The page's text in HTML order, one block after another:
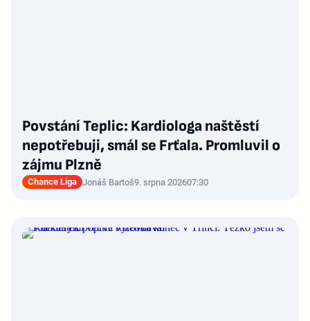
Povstání Teplic: Kardiologa naštěstí
nepotřebuji, smál se Frťala. Promluvil o
zájmu Plzně
Chance Liga Jonáš Bartoš9. srpna 202607:30